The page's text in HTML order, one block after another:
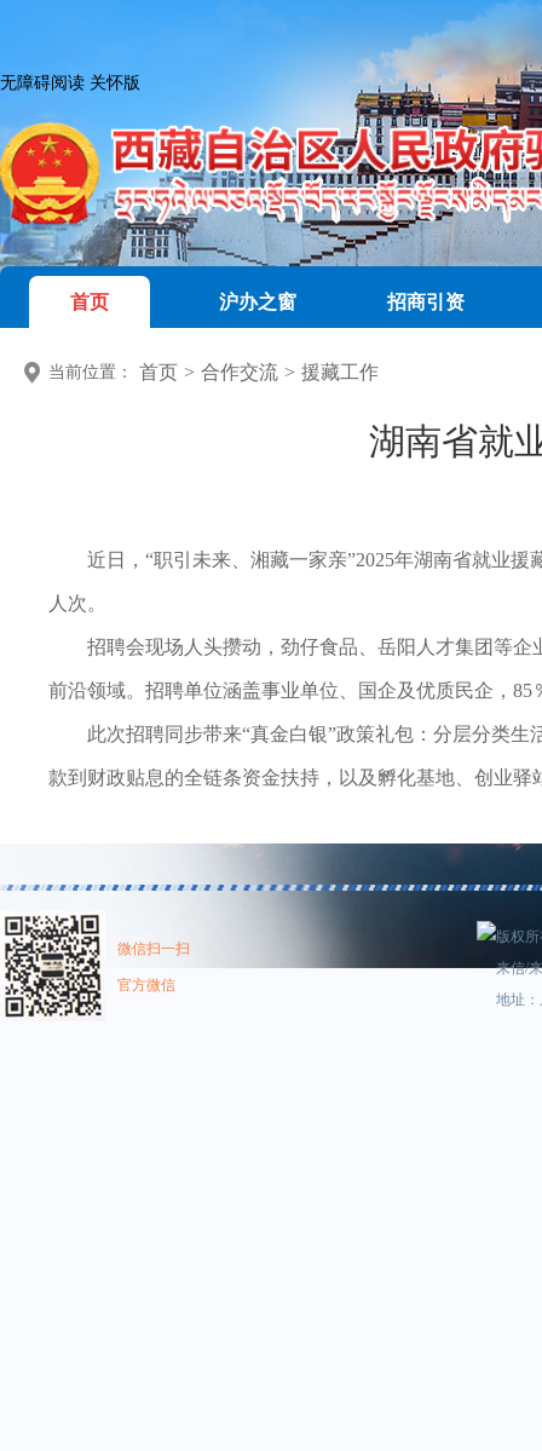
无障碍阅读 关怀版
首页 沪办之窗 招商引资
当前位置： 首页 > 合作交流 > 援藏工作
湖南省就
近日，“职引未来、湘藏一家亲”2025年湖南省就业
人次。
招聘会现场人头攒动，劲仔食品、岳阳人才集团等
前沿领域。招聘单位涵盖事业单位、国企及优质民企，
此次招聘同步带来“真金白银”政策礼包：分层分类
款到财政贴息的全链条资金扶持，以及孵化基地、创业驿
微信扫一扫
官方微信
版权
来信/
地址